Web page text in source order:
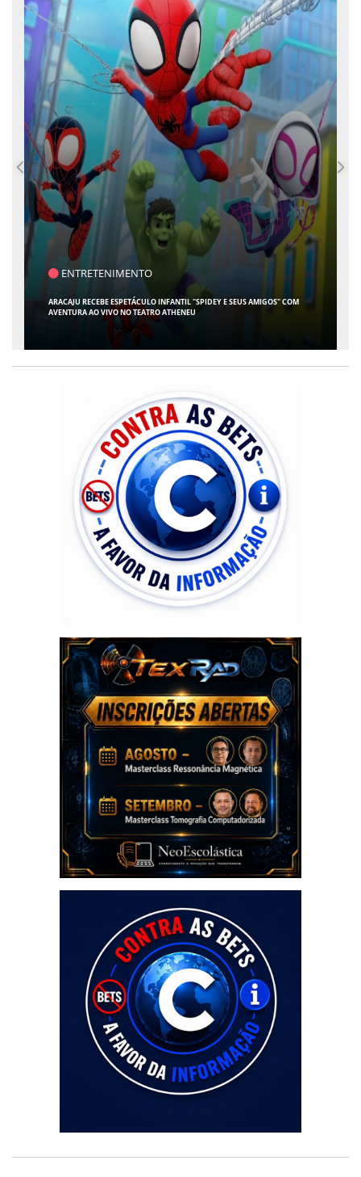
ENTRETENIMENTO
ARACAJU RECEBE ESPETÁCULO INFANTIL "SPIDEY E SEUS AMIGOS" COM
AVENTURA AO VIVO NO TEATRO ATHENEU